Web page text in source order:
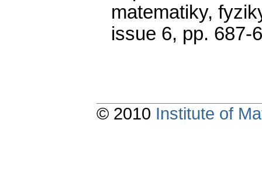
matematiky,
issue 6, pp. 687-
© 2010 Institute of